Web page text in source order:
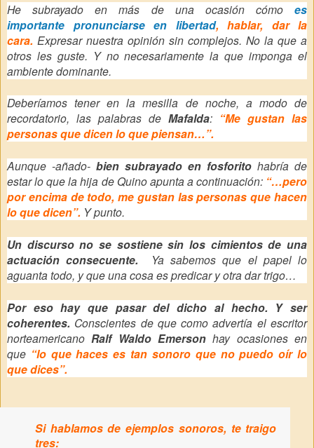
He subrayado en más de una ocasión cómo
es
importante pronunciarse en libertad, hablar, dar la
cara. Expresar nuestra opinión sin complejos. No la que a
otros les guste. Y no necesariamente la que imponga el
ambiente dominante.
Deberíamos tener en la mesilla de noche, a modo de
recordatorio, las palabras de Mafalda: “Me gustan las
personas que dicen lo que piensan…”.
Aunque -añado- bien subrayado en fosforito habría de
estar lo que lahija de Quino apunta a continuación: “…pero
por encima de todo, me gustan las personas que hacen
lo que dicen”. Y punto.
Un discurso no se sostiene sin los cimientos de una
actuación consecuente. Ya sabemos que el papel lo
aguanta todo, y que una cosa es predicar y otra dar trigo…
Por eso hay que pasar del dicho al hecho. Y ser
coherentes. Conscientes de que como advertía el escritor
norteamericano Ralf Waldo Emerson hay ocasiones en
que “lo que haces es tan sonoro que no puedo oír lo
que dices”.
Si hablamos de ejemplos sonoros, te traigo
tres: